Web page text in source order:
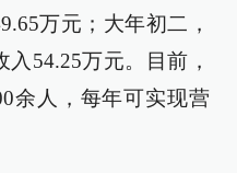
万元；大年初二，
54.25万元。目前，
余人，每年可实现营